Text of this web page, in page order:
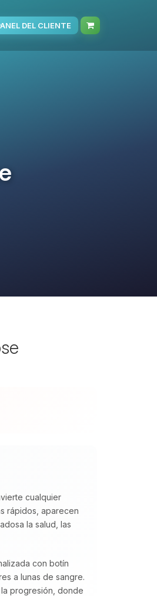
DEL CLIENTE
cualquier
rápidos, aparecen
la salud, las
con botín
a lunas de sangre.
progresión, donde